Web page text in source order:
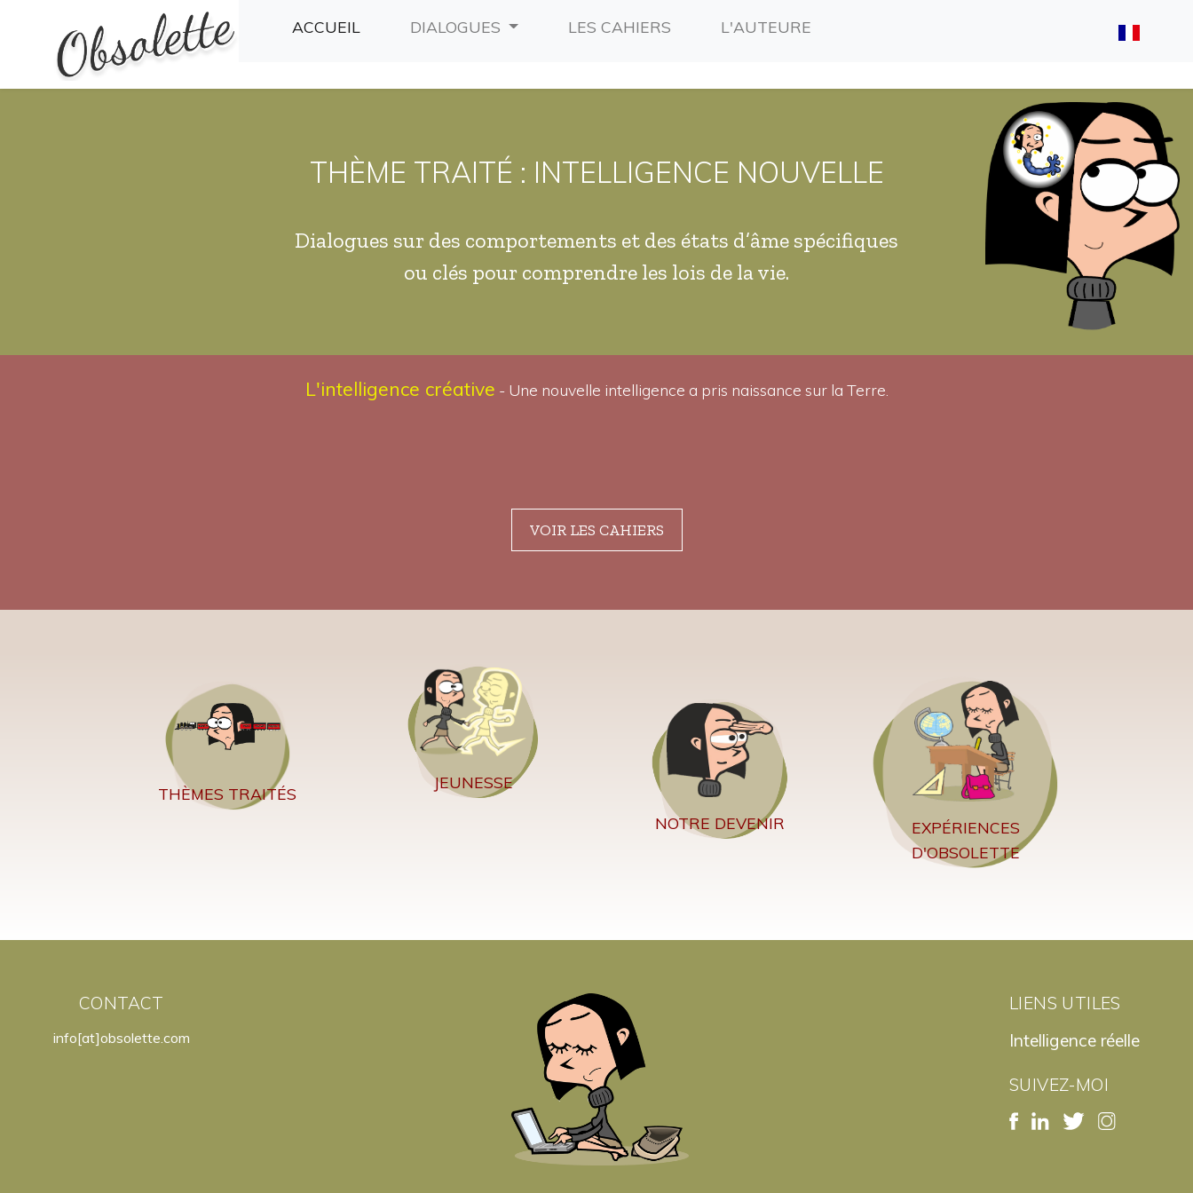
ACCUEIL (CURRENT)DIALOGUES LES CAHIERS(CURRENT)L'AUTEURE(CURRENT)
THÈME TRAITÉ : INTELLIGENCE NOUVELLE
Dialogues sur des comportements et des états d’âme spécifiques
ou clés pour comprendre les lois de la vie.
L'intelligence créative - Une nouvelle intelligence a pris naissance sur la Terre.
VOIR LES CAHIERS
THÈMES TRAITÉS
JEUNESSE
NOTRE DEVENIR
EXPÉRIENCES
D'OBSOLETTE
CONTACT
info[at]obsolette.com
LIENS UTILES
Intelligence réelle
SUIVEZ-MOI